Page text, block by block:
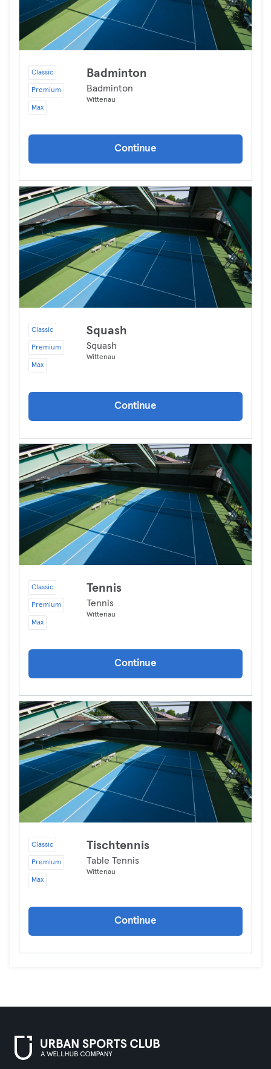
Classic
Premium
Max
Badminton
Badminton
Wittenau
Continue
Classic
Premium
Max
Squash
Squash
Wittenau
Continue
Classic
Premium
Max
Tennis
Tennis
Wittenau
Continue
Classic
Premium
Max
Tischtennis
Table Tennis
Wittenau
Continue